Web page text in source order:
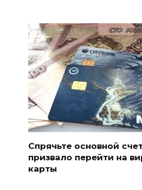
Спрячьте основной
призвало перейти на
карты